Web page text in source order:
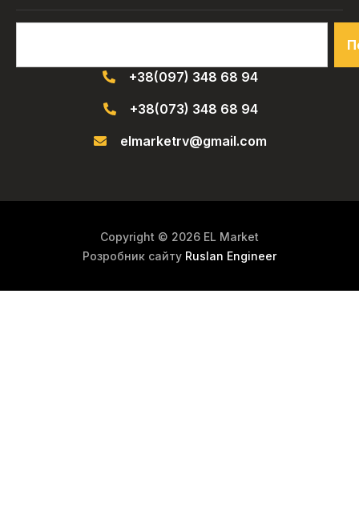
+38(097) 348 68 94
+38(073) 348 68 94
elmarketrv@gmail.com
Copyright © 2026 EL Market
Розробник сайту Ruslan Engineer